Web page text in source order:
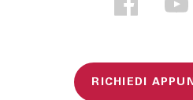
RICHIEDI